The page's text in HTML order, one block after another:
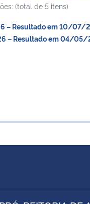
(total de 5 itens)
Resultado em 10/07/
Resultado em 04/05/